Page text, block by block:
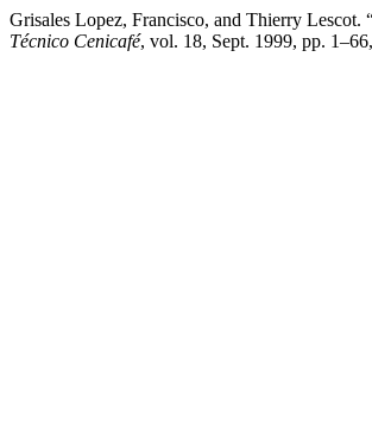
Grisales Lopez, Francisco, and Thierry
Técnico Cenicafé, vol. 18, Sept. 1999, pp. 1–66,